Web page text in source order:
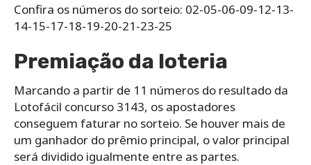
Confira os números do sorteio: 02-05-06-09-12-13-
14-15-17-18-19-20-21-23-25
Premiação da loteria
Marcando a partir de 11 números do resultado da
Lotofácil concurso 3143, os apostadores
conseguem faturar no sorteio. Se houver mais de
um ganhador do prêmio principal, o valor principal
será dividido igualmente entre as partes.